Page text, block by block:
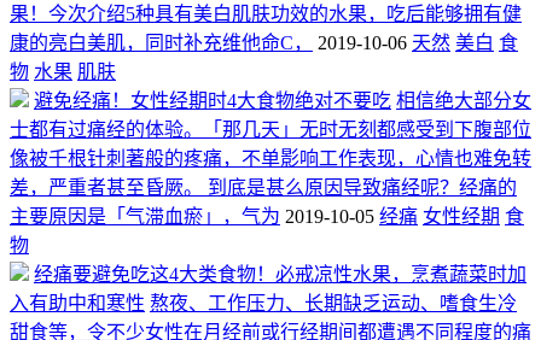
果！今次介绍5种具有美白肌肤功效的水果，吃后能够拥有健
康的亮白美肌，同时补充维他命C，
2019-10-06 天然 美白 食
物 水果 肌肤
避免经痛！女性经期时4大食物绝对不要吃 相信绝大部分女
士都有过痛经的体验。「那几天」无时无刻都感受到下腹部位
像被千根针刺著般的疼痛，不单影响工作表现，心情也难免转
差，严重者甚至昏厥。 到底是甚么原因导致痛经呢？经痛的
主要原因是「气滞血瘀」，气为 2019-10-05 经痛 女性经期 食
物
经痛要避免吃这4大类食物！必戒凉性水果，烹煮蔬菜时加
入有助中和寒性 熬夜、工作压力、长期缺乏运动、嗜食生冷
甜食等，令不少女性在月经前或行经期间都遭遇不同程度的痛